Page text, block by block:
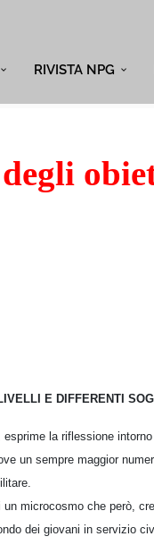
RIVISTA NPG
E DIFFERENTI
la riflessione
un sempre maggior
microcosmo che però,
dei giovani in servizio